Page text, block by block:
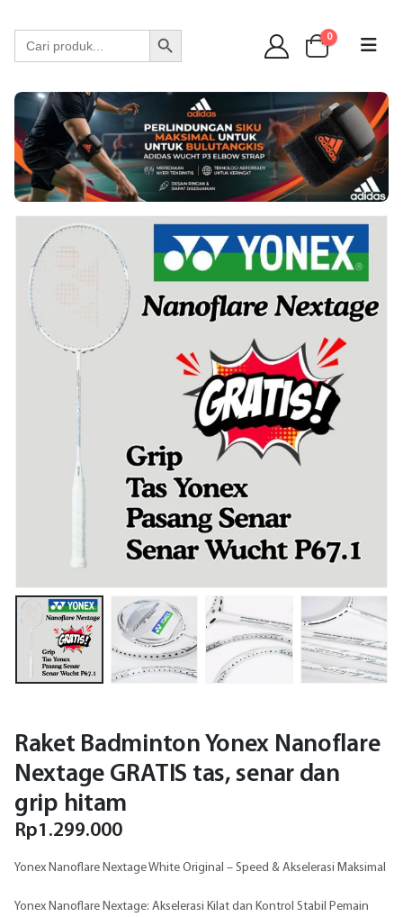
Search
for:
Search Button
0
Raket Badminton Yonex Nanoflare
Nextage GRATIS tas, senar dan
grip hitam
Rp1.299.000
Yonex Nanoflare Nextage White Original – Speed & Akselerasi Maksimal
Yonex Nanoflare Nextage: Akselerasi Kilat dan Kontrol Stabil Pemain